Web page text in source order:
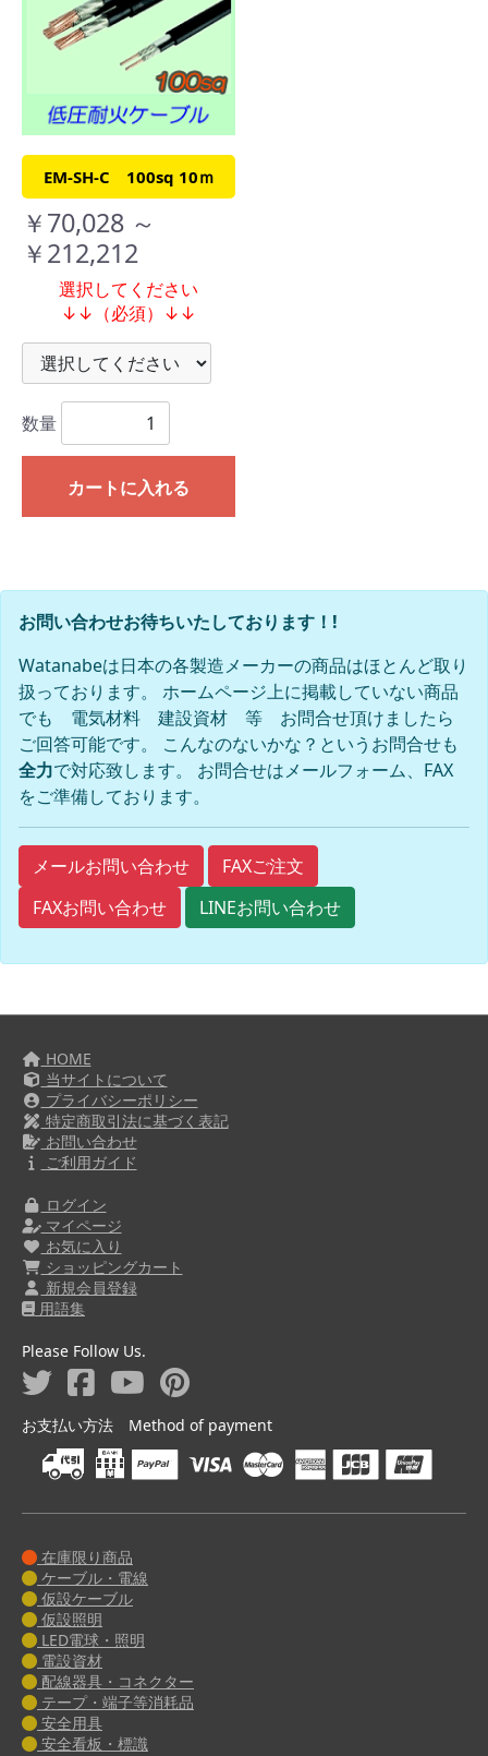
EM-SH-C 100sq 10ｍ
￥70,028 ～
￥212,212
選択してください
↓↓（必須）↓↓
数量
カートに入れる
お問い合わせお待ちいたしております！!
Watanabeは日本の各製造メーカーの商品はほとんど取り
扱っております。 ホームページ上に掲載していない商品
でも 電気材料 建設資材 等 お問合せ頂けましたら
ご回答可能です。 こんなのないかな？というお問合せも
全力で対応致します。 お問合せはメールフォーム、FAX
をご準備しております。
メールお問い合わせ
FAXご注文
FAXお問い合わせ
LINEお問い合わせ
HOME
当サイトについて
プライバシーポリシー
特定商取引法に基づく表記
お問い合わせ
ご利用ガイド
ログイン
マイページ
お気に入り
ショッピングカート
新規会員登録
用語集
Please Follow Us.
お支払い方法 Method of payment
在庫限り商品
ケーブル・電線
仮設ケーブル
仮設照明
LED電球・照明
電設資材
配線器具・コネクター
テープ・端子等消耗品
安全用具
安全看板・標識